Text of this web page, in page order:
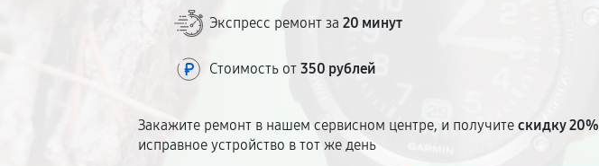
Экспресс ремонт за20 минут
Стоимость от350 рублей
Закажите ремонт в нашем сервисном центре, и получитескидку 20%
исправное устройство в тот же день